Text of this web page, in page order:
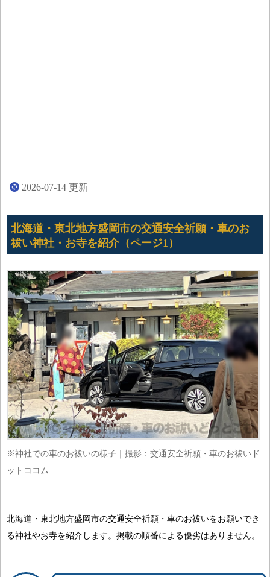
2026-07-14 更新
北海道・東北地方盛岡市の交通安全祈願・車のお
祓い神社・お寺を紹介（ページ1）
※神社での車のお祓いの様子｜撮影：交通安全祈願・車のお祓いド
ットココム
北海道・東北地方盛岡市の交通安全祈願・車のお祓いをお願いでき
る神社やお寺を紹介します。掲載の順番による優劣はありません。